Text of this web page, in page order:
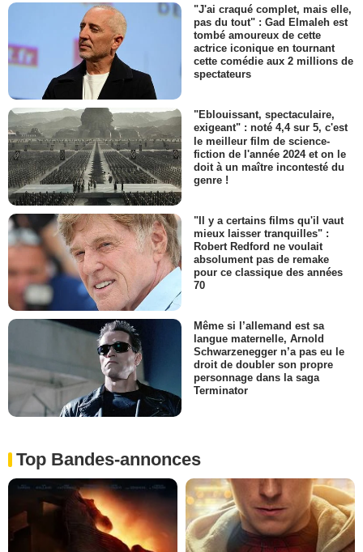
"J'ai craqué complet, mais elle,
pas du tout" : Gad Elmaleh est
tombé amoureux de cette
actrice iconique en tournant
cette comédie aux 2 millions de
spectateurs
"Eblouissant, spectaculaire,
exigeant" : noté 4,4 sur 5, c'est
le meilleur film de science-
fiction de l'année 2024 et on le
doit à un maître incontesté du
genre !
"Il y a certains films qu'il vaut
mieux laisser tranquilles" :
Robert Redford ne voulait
absolument pas de remake
pour ce classique des années
70
Même si l’allemand est sa
langue maternelle, Arnold
Schwarzenegger n’a pas eu le
droit de doubler son propre
personnage dans la saga
Terminator
Top Bandes-annonces